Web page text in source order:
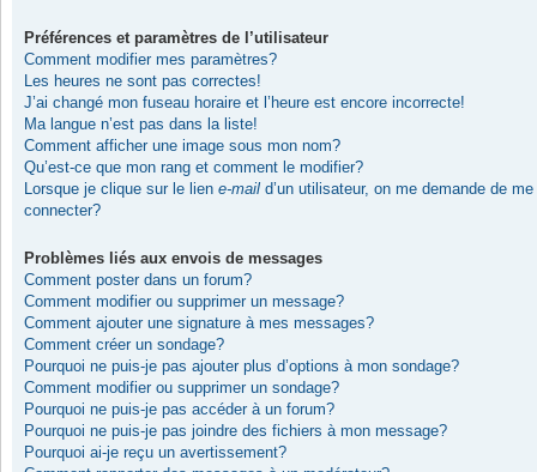
Préférences et paramètres de l’utilisateur
Comment modifier mes paramètres?
Les heures ne sont pas correctes!
J’ai changé mon fuseau horaire et l’heure est encore incorrecte!
Ma langue n’est pas dans la liste!
Comment afficher une image sous mon nom?
Qu’est-ce que mon rang et comment le modifier?
Lorsque je clique sur le lien e-mail d’un utilisateur, on me demande de me
connecter?
Problèmes liés aux envois de messages
Comment poster dans un forum?
Comment modifier ou supprimer un message?
Comment ajouter une signature à mes messages?
Comment créer un sondage?
Pourquoi ne puis-je pas ajouter plus d’options à mon sondage?
Comment modifier ou supprimer un sondage?
Pourquoi ne puis-je pas accéder à un forum?
Pourquoi ne puis-je pas joindre des fichiers à mon message?
Pourquoi ai-je reçu un avertissement?